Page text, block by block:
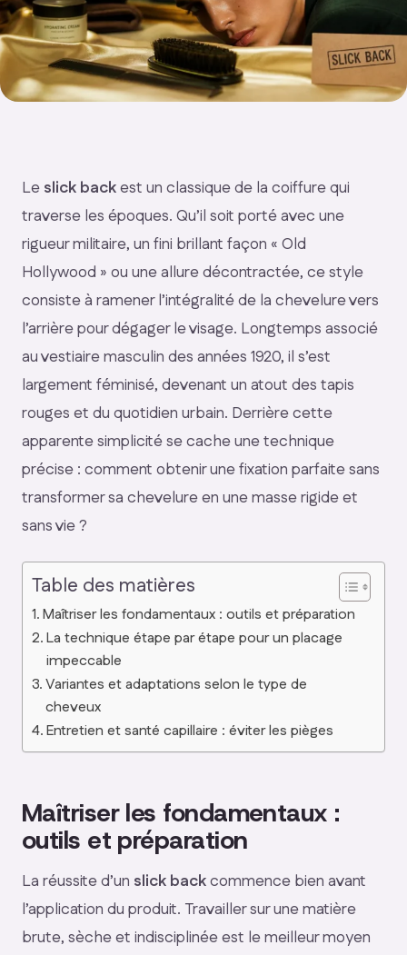
Le slick backest un classique de la coiffure qui
traverse les époques. Qu’il soit porté avec une
rigueur militaire, un fini brillant façon « Old
Hollywood » ou une allure décontractée, ce style
consiste à ramener l’intégralité de la chevelure vers
l’arrière pour dégager le visage. Longtemps associé
au vestiaire masculin des années 1920, il s’est
largement féminisé, devenant un atout des tapis
rouges et du quotidien urbain. Derrière cette
apparente simplicité se cache une technique
précise : comment obtenir une fixation parfaite sans
transformer sa chevelure en une masse rigide et
sans vie ?
Table des matières
Maîtriser les fondamentaux : outils et préparation
La technique étape par étape pour un placage
impeccable
Variantes et adaptations selon le type de
cheveux
Entretien et santé capillaire : éviter les pièges
Maîtriser les fondamentaux :
outils et préparation
La réussite d’un slick backcommence bien avant
l’application du produit. Travailler sur une matière
brute, sèche et indisciplinée est le meilleur moyen